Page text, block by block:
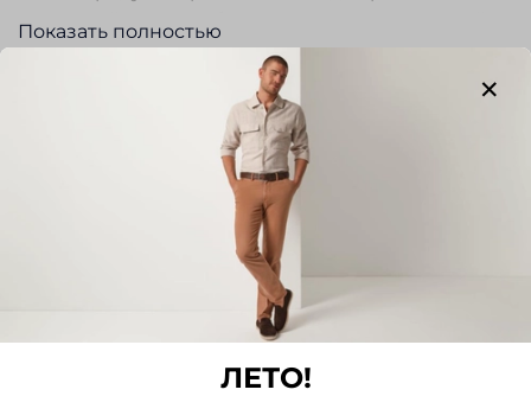
Отличный вариант бизнес-костюма на каждый
день.
Показать полностью
Отзывов еще никто не оставлял
ЛЕТО!